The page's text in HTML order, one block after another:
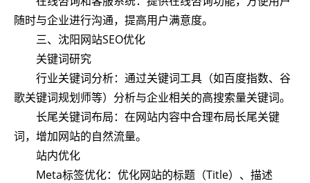
随时与企业进行沟通，提高用户满意度。
三、沈阳网站SEO优化
关键词研究
行业关键词分析：通过关键词工具（如百度指数、谷
歌关键词规划师等）分析与企业相关的高搜索量关键词。
长尾关键词布局：在网站内容中合理布局长尾关键
词，增加网站的自然流量。
站内优化
Meta标签优化：优化网站的标题（Title）、描述